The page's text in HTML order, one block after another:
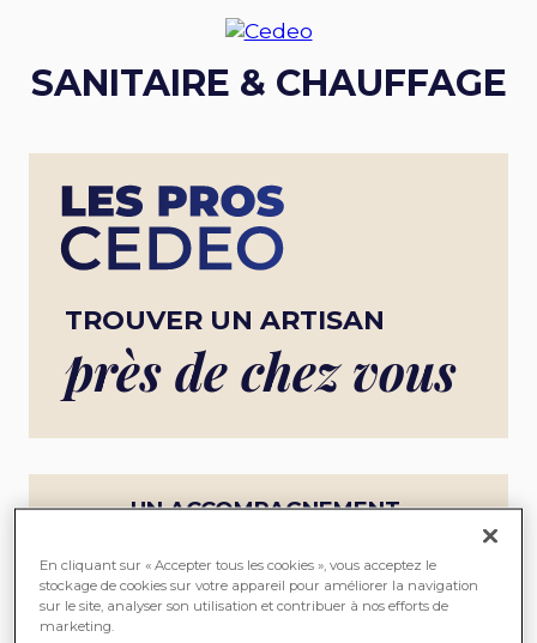
SANITAIRE & CHAUFFAGE
TROUVER UN ARTISAN
près de chez vous
UN ACCOMPAGNEMENT
SEREIN
ME
En cliquant sur « Accepter tous les cookies », vous acceptez le
stockage de cookies sur votre appareil pour améliorer la navigation
sur le site, analyser son utilisation et contribuer à nos efforts de
marketing.